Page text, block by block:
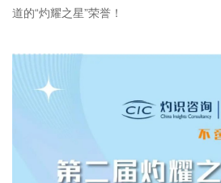
道的“灼耀之星”荣誉！